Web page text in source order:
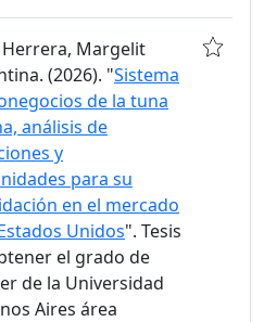
Herrera, Margelit
(2026). "Sistema
de la tuna
análisis de
y
para su
en el mercado
Unidos". Tesis
el grado de
de la Universidad
Aires área